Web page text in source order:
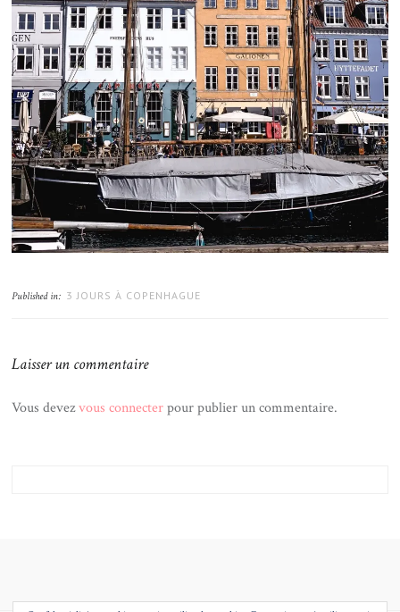
Published in: 3 JOURS À COPENHAGUE
Laisser un commentaire
Vous devezvous connecterpour publier un commentaire.